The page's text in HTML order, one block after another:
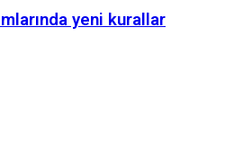
yeni kurallar